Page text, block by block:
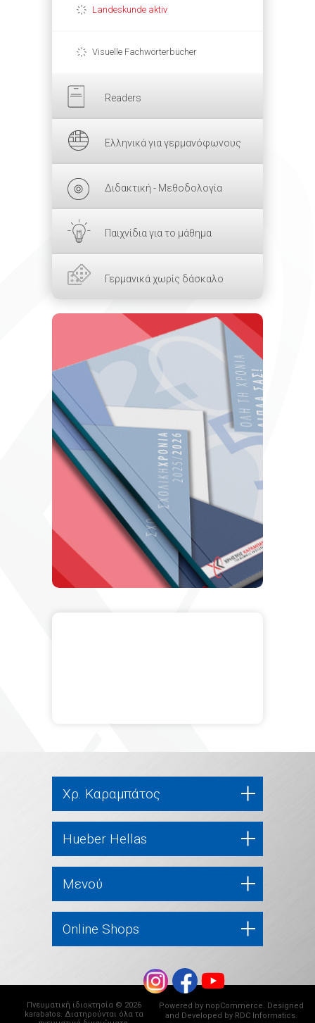
Landeskunde aktiv
Visuelle Fachwörterbücher
Readers
Ελληνικά για γερμανόφωνους
Διδακτική - Μεθοδολογία
Παιχνίδια για το μάθημα
Γερμανικά χωρίς δάσκαλο
Χρ. Καραμπάτος
Hueber Hellas
Μενού
Online Shops
Πνευματική ιδιοκτησία © 2026
karabatos. Διατηρούνται όλα τα
Powered by nopCommerce. Designed
and Developed by RDC Informatics.